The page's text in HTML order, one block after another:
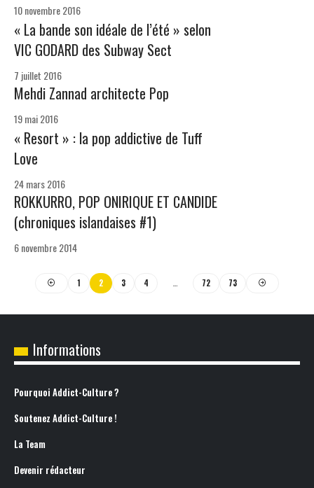
10 novembre 2016
« La bande son idéale de l’été » selon
VIC GODARD des Subway Sect
7 juillet 2016
Mehdi Zannad architecte Pop
19 mai 2016
« Resort » : la pop addictive de Tuff
Love
24 mars 2016
ROKKURRO, POP ONIRIQUE ET CANDIDE
(chroniques islandaises #1)
6 novembre 2014
1 2 3 4 … 72 73
Informations
Pourquoi Addict-Culture ?
Soutenez Addict-Culture !
La Team
Devenir rédacteur